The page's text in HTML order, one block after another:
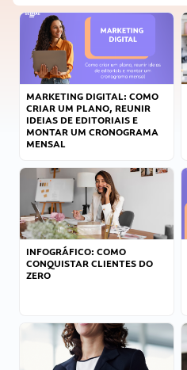
MARKETING DIGITAL: COMO
CRIAR UM PLANO, REUNIR
IDEIAS DE EDITORIAIS E
MONTAR UM CRONOGRAMA
MENSAL
INFOGRÁFICO: COMO
CONQUISTAR CLIENTES DO
ZERO